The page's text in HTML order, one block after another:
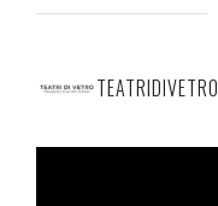
TEATRIDIVETRO